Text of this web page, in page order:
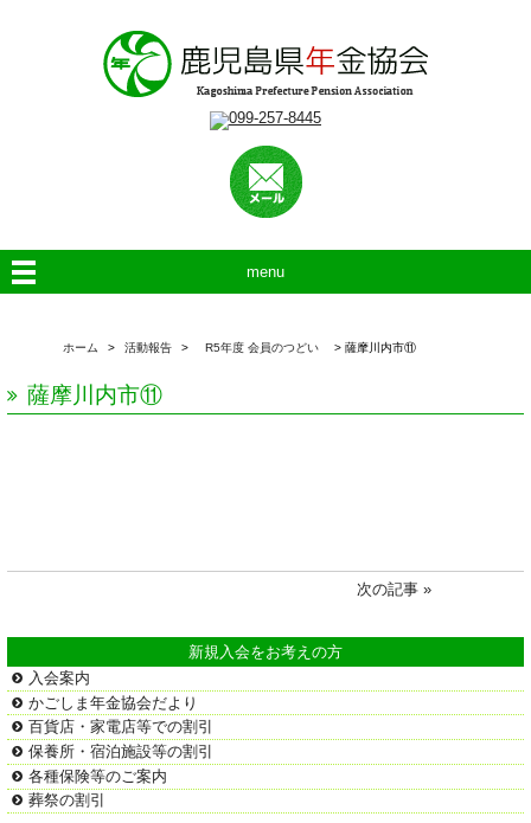
menu
ホーム > 活動報告 > R5年度 会員のつどい > 薩摩川内市⑪
薩摩川内市⑪
次の記事 »
新規入会をお考えの方
入会案内
かごしま年金協会だより
百貨店・家電店等での割引
保養所・宿泊施設等の割引
各種保険等のご案内
葬祭の割引